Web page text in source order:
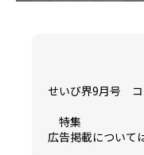
せいび界9月号 コ
特集
広告掲載について